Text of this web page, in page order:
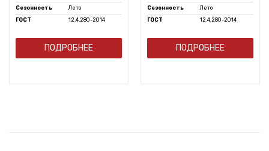
Сезонность
Лето
ГОСТ
12.4.280-2014
ПОДРОБНЕЕ
Сезонность
Лето
ГОСТ
12.4.280-2014
ПОДРОБНЕЕ